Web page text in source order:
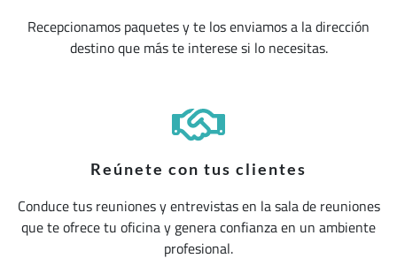
Recepcionamos paquetes y te los enviamos a la dirección
destino que más te interese si lo necesitas.
Reúnete con tus clientes
Conduce tus reuniones y entrevistas en la sala de reuniones
que te ofrece tu oficina y genera confianza en un ambiente
profesional.